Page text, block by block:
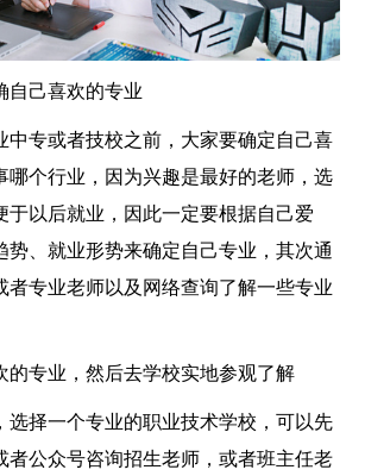
自己喜欢的专业
中专或者技校之前，大家要确定自己喜
哪个行业，因为兴趣是最好的老师，选
于以后就业，因此一定要根据自己爱
势、就业形势来确定自己专业，其次通
者专业老师以及网络查询了解一些专业
的专业，然后去学校实地参观了解
选择一个专业的职业技术学校，可以先
者公众号咨询招生老师，或者班主任老